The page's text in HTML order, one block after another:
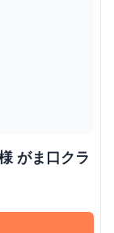
がま口クラ